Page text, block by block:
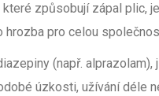
způsobují zápal plic,
hrozba pro celou
(např.
úzkosti, užívání déle